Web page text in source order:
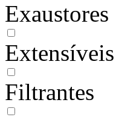
Exaustores
Extensíveis
Filtrantes